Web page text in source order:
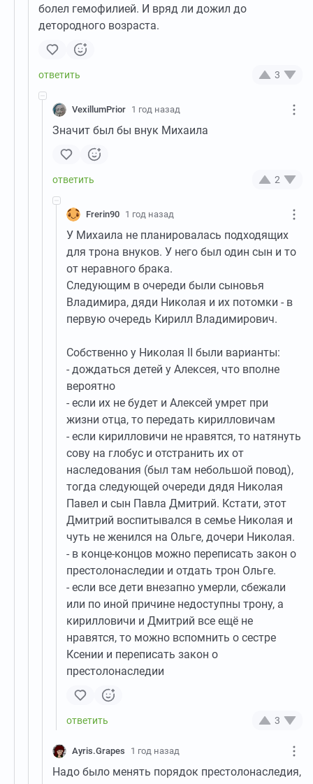
болел гемофилией. И вряд ли дожил до
детородного возраста.
3
VexillumPrior 1 год назад
Значит был бы внук Михаила
2
Frerin90 1 год назад
У Михаила не планировалась подходящих
для трона внуков. У него был один сын и то
от неравного брака.
Следующим в очереди были сыновья
Владимира, дяди Николая и их потомки - в
первую очередь Кирилл Владимирович.
Собственно у Николая II были варианты:
- дождаться детей у Алексея, что вполне
вероятно
- если их не будет и Алексей умрет при
жизни отца, то передать кирилловичам
- если кирилловичи не нравятся, то натянуть
сову на глобус и отстранить их от
наследования (был там небольшой повод),
тогда следующей очереди дядя Николая
Павел и сын Павла Дмитрий. Кстати, этот
Дмитрий воспитывался в семье Николая и
чуть не женился на Ольге, дочери Николая.
- в конце-концов можно переписать закон о
престолонаследии и отдать трон Ольге.
- если все дети внезапно умерли, сбежали
или по иной причине недоступны трону, а
кирилловичи и Дмитрий все ещё не
нравятся, то можно вспомнить о сестре
Ксении и переписать закон о
престолонаследии
3
Ayris.Grapes 1 год назад
Надо было менять порядок престолонаследия,